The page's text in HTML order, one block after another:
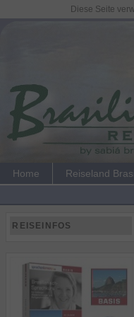
Home Reiseland
REISEINFOS
Diese Seite